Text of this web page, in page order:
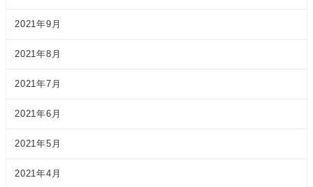
2021年9月
2021年8月
2021年7月
2021年6月
2021年5月
2021年4月